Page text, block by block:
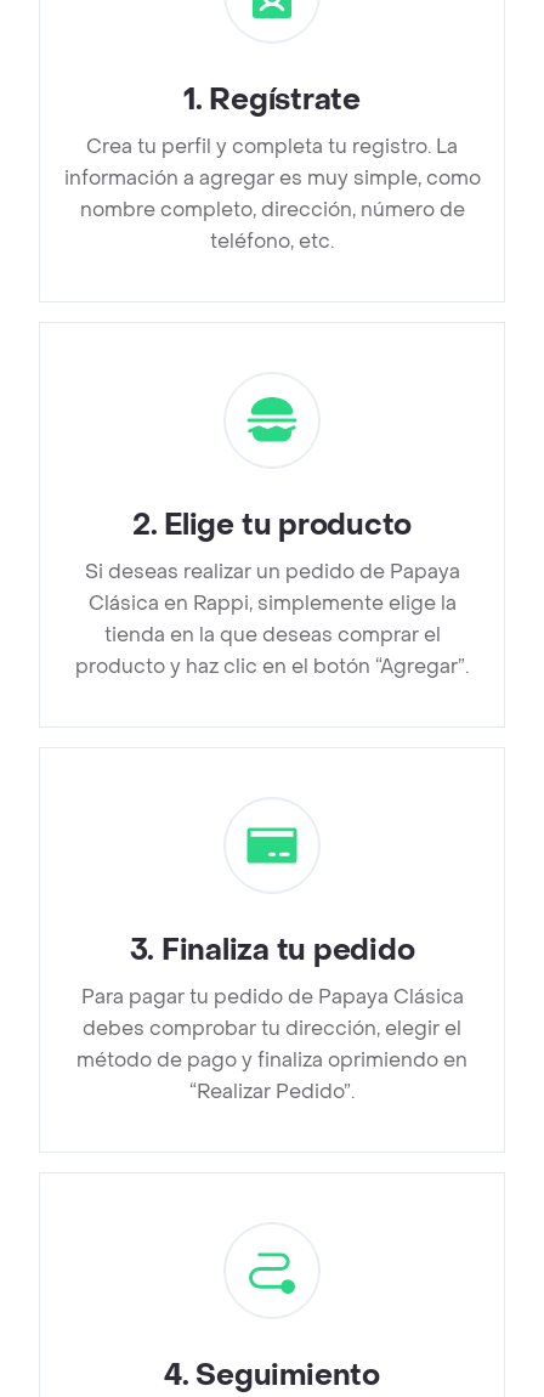
1. Regístrate
Crea tu perfil y completa tu registro. La
información a agregar es muy simple, como
nombre completo, dirección, número de
teléfono, etc.
2. Elige tu producto
Si deseas realizar un pedido de Papaya
Clásica en Rappi, simplemente elige la
tienda en la que deseas comprar el
producto y haz clic en el botón “Agregar”.
3. Finaliza tu pedido
Para pagar tu pedido de Papaya Clásica
debes comprobar tu dirección, elegir el
método de pago y finaliza oprimiendo en
“Realizar Pedido”.
4. Seguimiento